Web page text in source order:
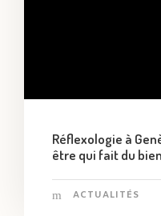
Réflexologie à
être qui fait du
ACTUALITÉS